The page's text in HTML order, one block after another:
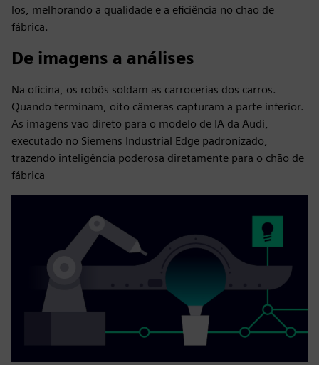
los, melhorando a qualidade e a eficiência no chão de
fábrica.
De imagens a análises
Na oficina, os robôs soldam as carrocerias dos carros.
Quando terminam, oito câmeras capturam a parte inferior.
As imagens vão direto para o modelo de IA da Audi,
executado no Siemens Industrial Edge padronizado,
trazendo inteligência poderosa diretamente para o chão de
fábrica